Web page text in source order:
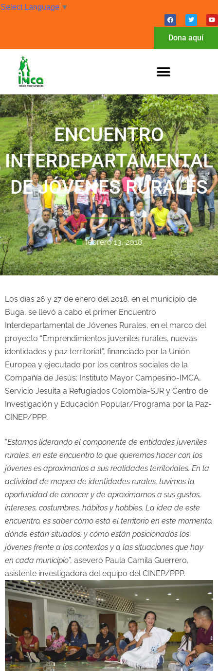
Select Language ▼
Dona aquí
ENCUENTRO
INTERDEPARTAMENTAL
DE JÓVENES RURALES
febrero 13, 2018
Los días 26 y 27 de enero del 2018, en el municipio de
Buga, se llevó a cabo el primer Encuentro
Interdepartamental de Jóvenes Rurales, en el marco del
proyecto “Emprendimientos juveniles rurales, nuevas
identidades y paz territorial”, financiado por la Unión
Europea y ejecutado por los centros sociales de la
Compañía de Jesús: Instituto Mayor Campesino-IMCA,
Servicio Jesuita a Refugiados Colombia-SJR y Centro de
Investigación y Educación Popular/Programa por la Paz-
CINEP/PPP.
“Estamos liderando el componente de entidades juveniles
rurales, en este encuentro lo que queremos hacer con los
jóvenes es aproximarlos a sus realidades territoriales. En la
actividad de mapeo de identidades rurales, tuvimos la
oportunidad de conocer y de aproximarnos a sus gustos,
intereses, costumbres, hábitos y hobbies. La idea de este
encuentro, es saber cómo está el territorio en este momento,
dónde están situados, y cómo están posicionados los
jóvenes frente a los contextos y a las situaciones que hay
en cada municipio”, aseveró Paula Camila Guerrero,
asistente investigadora del equipo del CINEP/PPP.